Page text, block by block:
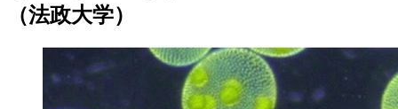
（法政大学）